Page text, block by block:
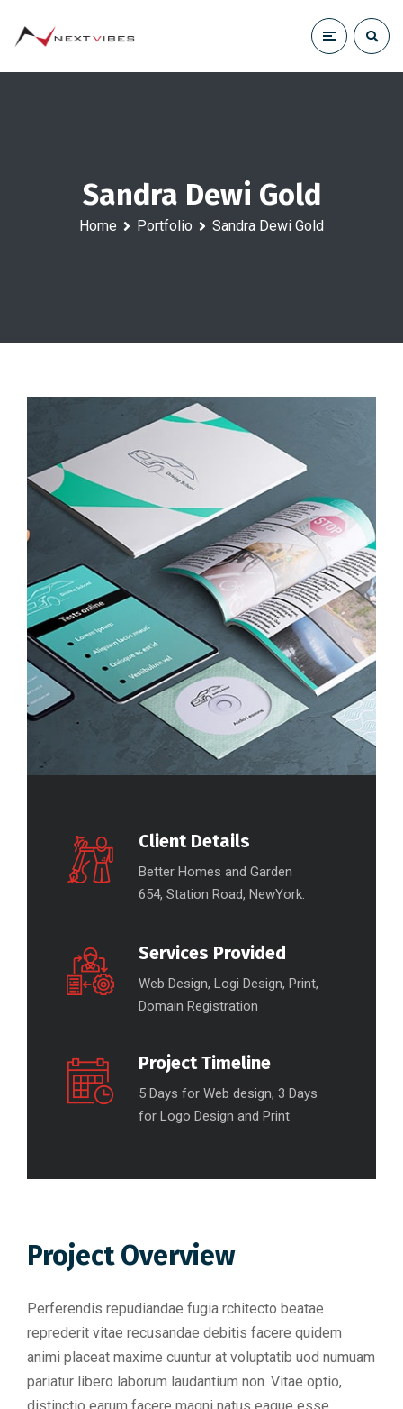
Sandra Dewi Gold
Home Portfolio Sandra Dewi Gold
Client Details
Better Homes and Garden
654, Station Road, NewYork.
Services Provided
Web Design, Logi Design, Print,
Domain Registration
Project Timeline
5 Days for Web design, 3 Days
for Logo Design and Print
Project Overview
Perferendis repudiandae fugia rchitecto beatae
reprederit vitae recusandae debitis facere quidem
animi placeat maxime cuuntur at voluptatib uod numuam
pariatur libero laborum laudantium non. Vitae optio,